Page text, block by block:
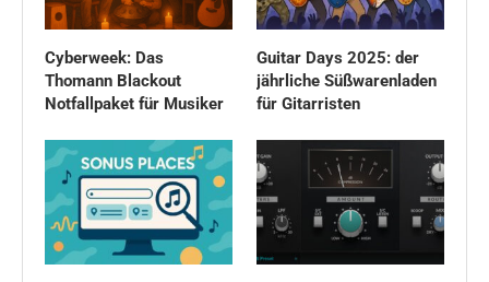
Cyberweek: Das
Thomann Blackout
Notfallpaket für Musiker
Guitar Days 2025: der
jährliche Süßwarenladen
für Gitarristen